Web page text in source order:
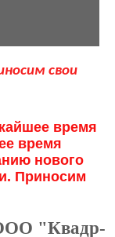
свои
время
время
нового
Приносим
"Квадр-